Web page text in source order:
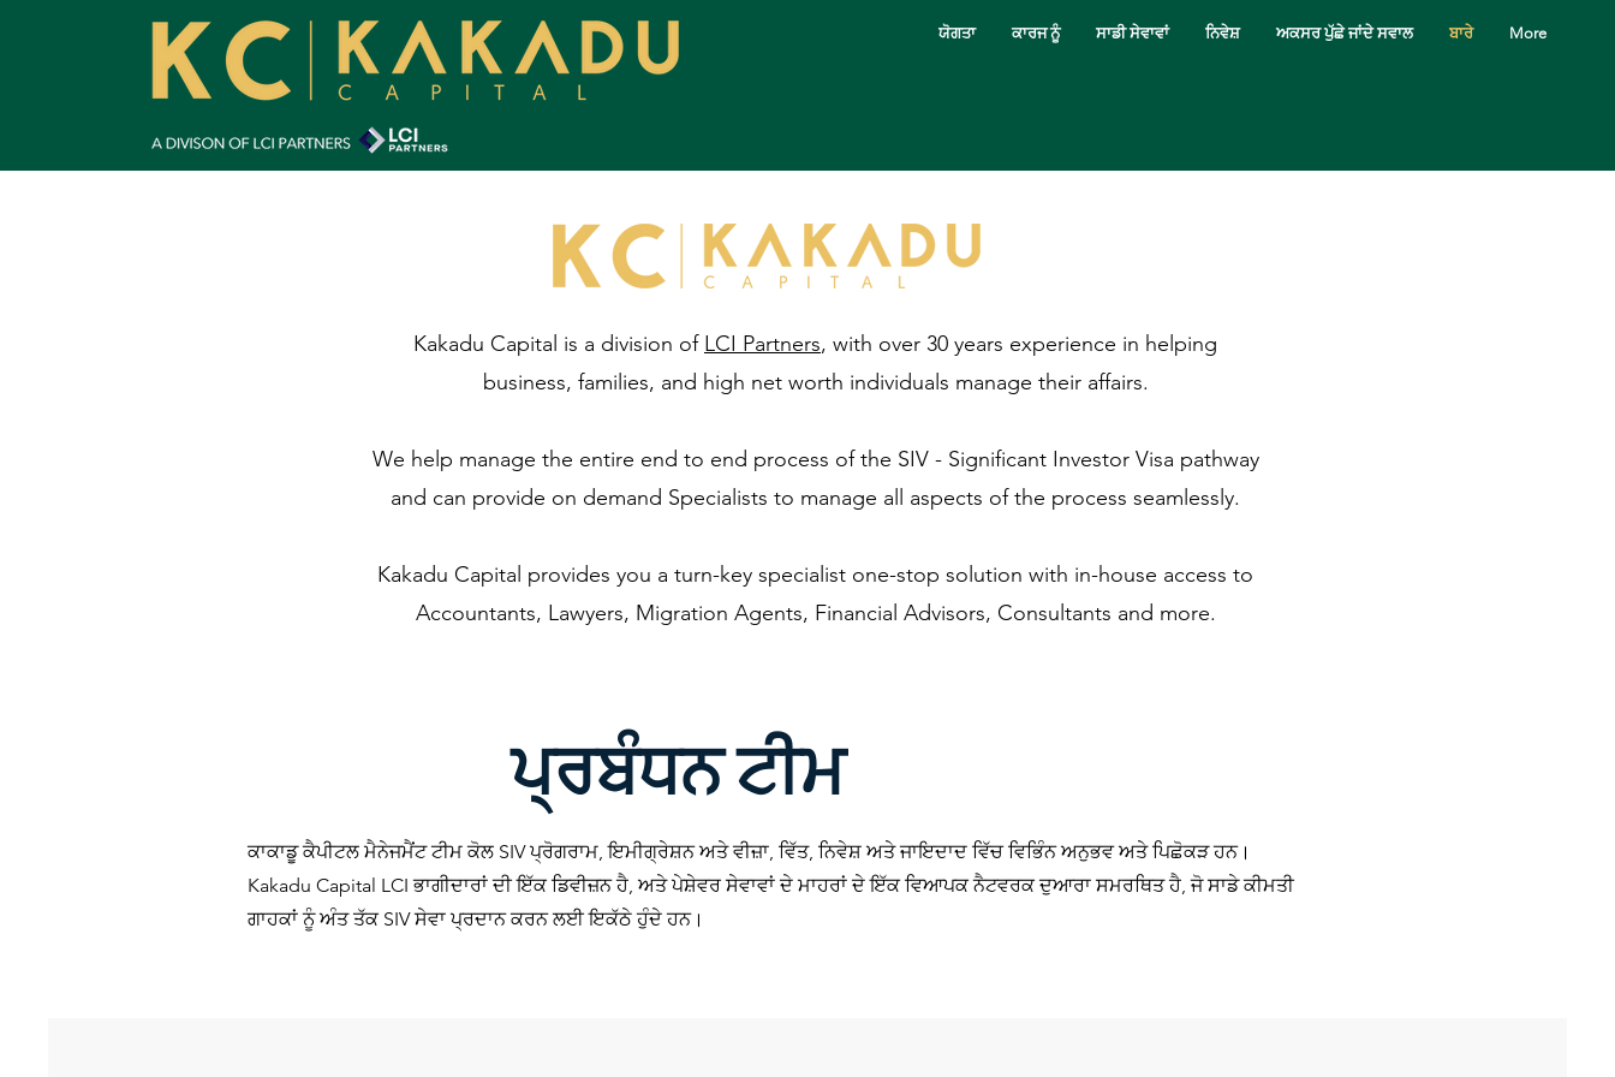
ਯੋਗਤਾ ਕਾਰਜ ਨੂੰ ਸਾਡੀ ਸੇਵਾਵਾਂ ਨਿਵੇਸ਼ ਅਕਸਰ ਪੁੱਛੇ ਜਾਂਦੇ ਸਵਾਲ ਬਾਰੇ More
Kakadu Capital is a division of LCI Partners, with over 30 years experience in helping
business, families, and high net worth individuals manage their affairs.
We help manage the entire end to end process of the SIV - Significant Investor Visa pathway
and can provide on demand Specialists to manage all aspects of the process seamlessly.
Kakadu Capital provides you a turn-key specialist one-stop solution with in-house access to
Accountants, Lawyers, Migration Agents, Financial Advisors, Consultants and more.​
ਪ੍ਰਬੰਧਨ ਟੀਮ
ਕਾਕਾਡੂ ਕੈਪੀਟਲ ਮੈਨੇਜਮੈਂਟ ਟੀਮ ਕੋਲ SIV ਪ੍ਰੋਗਰਾਮ, ਇਮੀਗ੍ਰੇਸ਼ਨ ਅਤੇ ਵੀਜ਼ਾ, ਵਿੱਤ, ਨਿਵੇਸ਼ ਅਤੇ ਜਾਇਦਾਦ ਵਿੱਚ ਵਿਭਿੰਨ ਅਨੁਭਵ ਅਤੇ ਪਿਛੋਕੜ ਹਨ।
Kakadu Capital LCI ਭਾਗੀਦਾਰਾਂ ਦੀ ਇੱਕ ਡਿਵੀਜ਼ਨ ਹੈ, ਅਤੇ ਪੇਸ਼ੇਵਰ ਸੇਵਾਵਾਂ ਦੇ ਮਾਹਰਾਂ ਦੇ ਇੱਕ ਵਿਆਪਕ ਨੈਟਵਰਕ ਦੁਆਰਾ ਸਮਰਥਿਤ ਹੈ, ਜੋ ਸਾਡੇ ਕੀਮਤੀ
ਗਾਹਕਾਂ ਨੂੰ ਅੰਤ ਤੱਕ SIV ਸੇਵਾ ਪ੍ਰਦਾਨ ਕਰਨ ਲਈ ਇਕੱਠੇ ਹੁੰਦੇ ਹਨ।